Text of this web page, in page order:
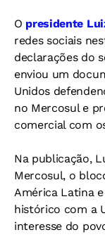
O presidente
redes sociais
declarações do
enviou um
Unidos
no Mercosul e
comercial com
Na publicação,
Mercosul, o
América Latina
histórico com a
interesse do